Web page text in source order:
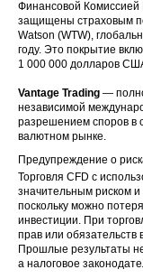
Финансовой Комиссией
защищены страховым
Watson (WTW),
году. Это покрытие
1 000 000 долларов
Vantage Trading —
независимой
разрешением споров в
валютном рынке.
Предупреждение о
Торговля CFD с
значительным риском
поскольку можно
инвестиции. При
прав или
Прошлые результаты
а налоговое